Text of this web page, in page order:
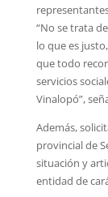
“No se trata
lo que es
que todo
servicios
Vinalopó”,
Además,
provincial de
situación y
entidad de